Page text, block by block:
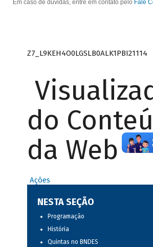
Em caso de dúvidas, entre em contato pelo Fale
Z7_L9KEH4O0LGSLB0ALK1PBI21114
do
da Web
Ações
NESTA SEÇÃO
Programação
História
Quintas no BNDES